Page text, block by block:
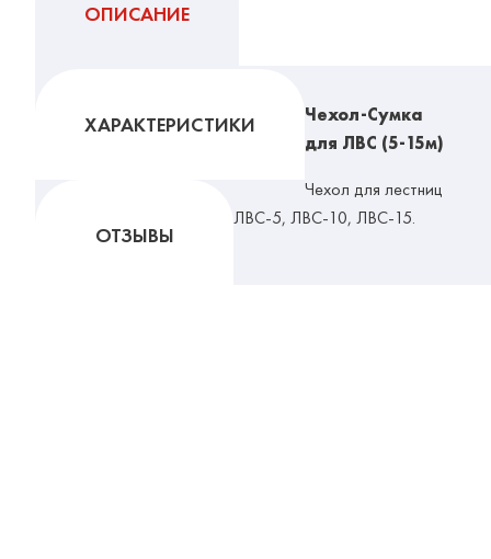
ОПИСАНИЕ
ХАРАКТЕРИСТИКИ
ОТЗЫВЫ
Чехол-Сумка
для ЛВС (5-15м)
Чехол для лестниц
ЛВС-5, ЛВС-10, ЛВС-15.